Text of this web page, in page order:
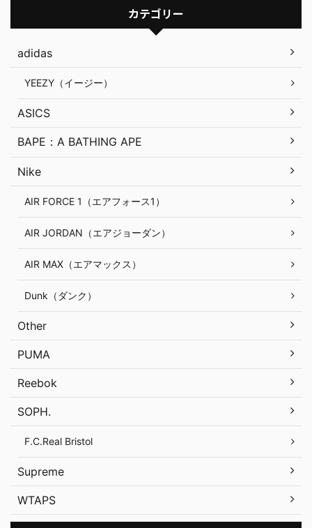
カテゴリー
adidas
YEEZY（イージー）
ASICS
BAPE：A BATHING APE
Nike
AIR FORCE 1（エアフォース1）
AIR JORDAN（エアジョーダン）
AIR MAX（エアマックス）
Dunk（ダンク）
Other
PUMA
Reebok
SOPH.
F.C.Real Bristol
Supreme
WTAPS